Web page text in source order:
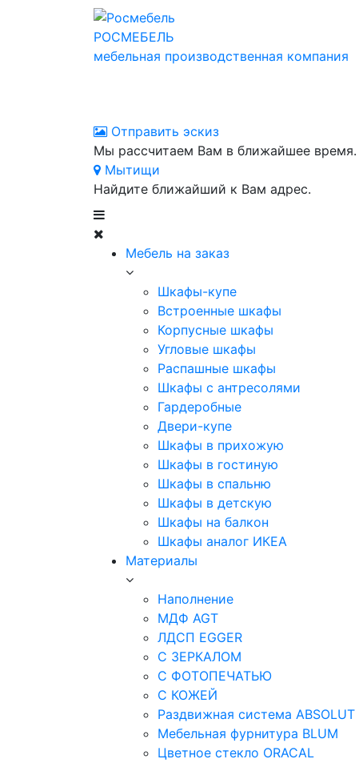
РОСМЕБЕЛЬ
мебельная производственная компания
Отправить эскиз
Мы рассчитаем Вам в ближайшее время.
Мытищи
Найдите ближайший к Вам адрес.
Мебель на заказ
Шкафы-купе
Встроенные шкафы
Корпусные шкафы
Угловые шкафы
Распашные шкафы
Шкафы с антресолями
Гардеробные
Двери-купе
Шкафы в прихожую
Шкафы в гостиную
Шкафы в спальню
Шкафы в детскую
Шкафы на балкон
Шкафы аналог ИКЕА
Материалы
Наполнение
МДФ AGT
ЛДСП EGGER
С ЗЕРКАЛОМ
С ФОТОПЕЧАТЬЮ
С КОЖЕЙ
Раздвижная система ABSOLUT
Мебельная фурнитура BLUM
Цветное стекло ORACAL